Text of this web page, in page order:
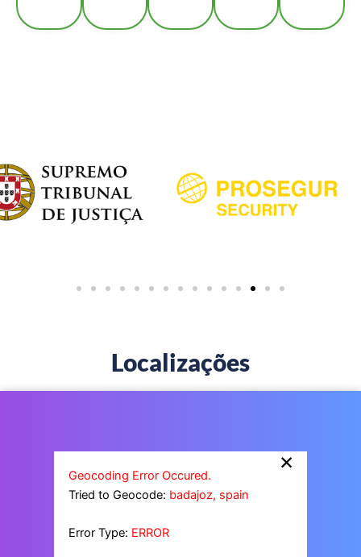
Localizações
×
Geocoding Error Occured.
Tried to Geocode: badajoz, spain
Error Type: ERROR